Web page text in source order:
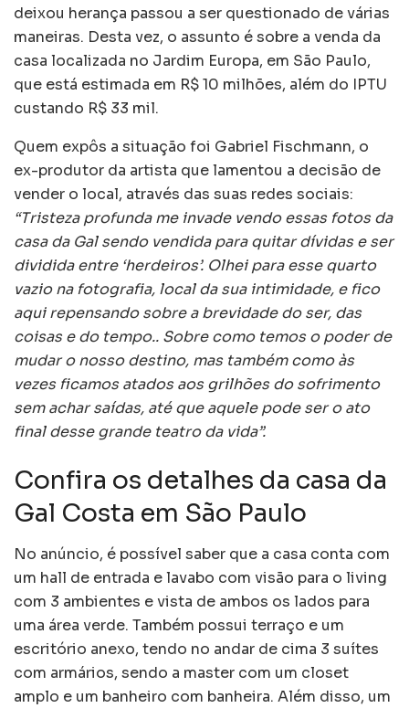
deixou herança passou a ser questionado de várias
maneiras. Desta vez, o assunto é sobre a venda da
casa localizada no Jardim Europa, em São Paulo,
que está estimada em R$ 10 milhões, além do IPTU
custando R$ 33 mil.
Quem expôs a situação foi Gabriel Fischmann, o
ex-produtor da artista que lamentou a decisão de
vender o local, através das suas redes sociais:
“Tristeza profunda me invade vendo essas fotos da
casa da Gal sendo vendida para quitar dívidas e ser
dividida entre ‘herdeiros’. Olhei para esse quarto
vazio na fotografia, local da sua intimidade, e fico
aqui repensando sobre a brevidade do ser, das
coisas e do tempo.. Sobre como temos o poder de
mudar o nosso destino, mas também como às
vezes ficamos atados aos grilhões do sofrimento
sem achar saídas, até que aquele pode ser o ato
final desse grande teatro da vida”.
Confira os detalhes da casa da
Gal Costa em São Paulo
No anúncio, é possível saber que a casa conta com
um hall de entrada e lavabo com visão para o living
com 3 ambientes e vista de ambos os lados para
uma área verde. Também possui terraço e um
escritório anexo, tendo no andar de cima 3 suítes
com armários, sendo a master com um closet
amplo e um banheiro com banheira. Além disso, um